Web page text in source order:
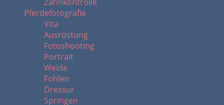
Pferdefotografie
Vita
Ausrüstung
Fotoshooting
Portrait
Weide
Fohlen
Dressur
Springen